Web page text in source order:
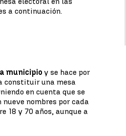
a continuación.
municipioy se hace por
constituir una mesa
en cuenta que se
nombres por cada
18 y 70 años, aunque a